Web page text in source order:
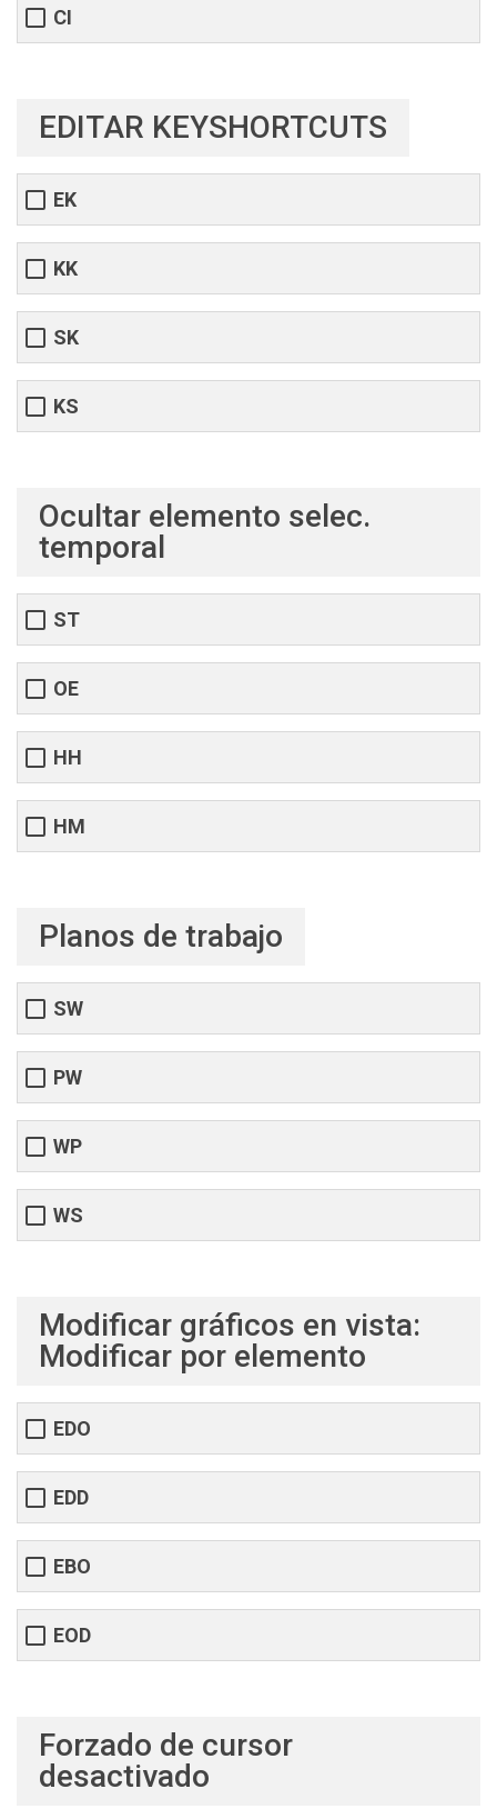
CI
EDITAR KEYSHORTCUTS
EK
KK
SK
KS
Ocultar elemento selec.
temporal
ST
OE
HH
HM
Planos de trabajo
SW
PW
WP
WS
Modificar gráficos en vista:
Modificar por elemento
EDO
EDD
EBO
EOD
Forzado de cursor
desactivado